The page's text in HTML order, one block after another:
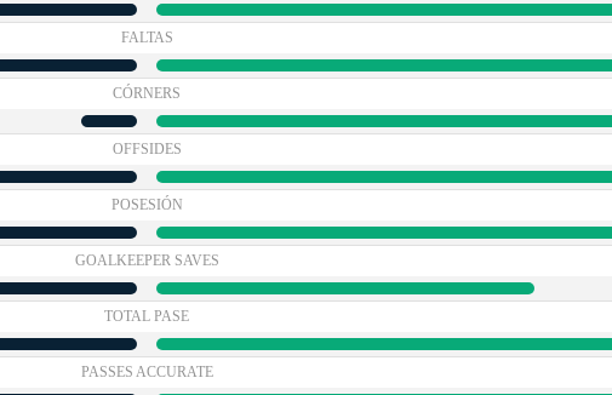
FALTAS
CÓRNERS
OFFSIDES
POSESIÓN
GOALKEEPER SAVES
TOTAL PASE
PASSES ACCURATE